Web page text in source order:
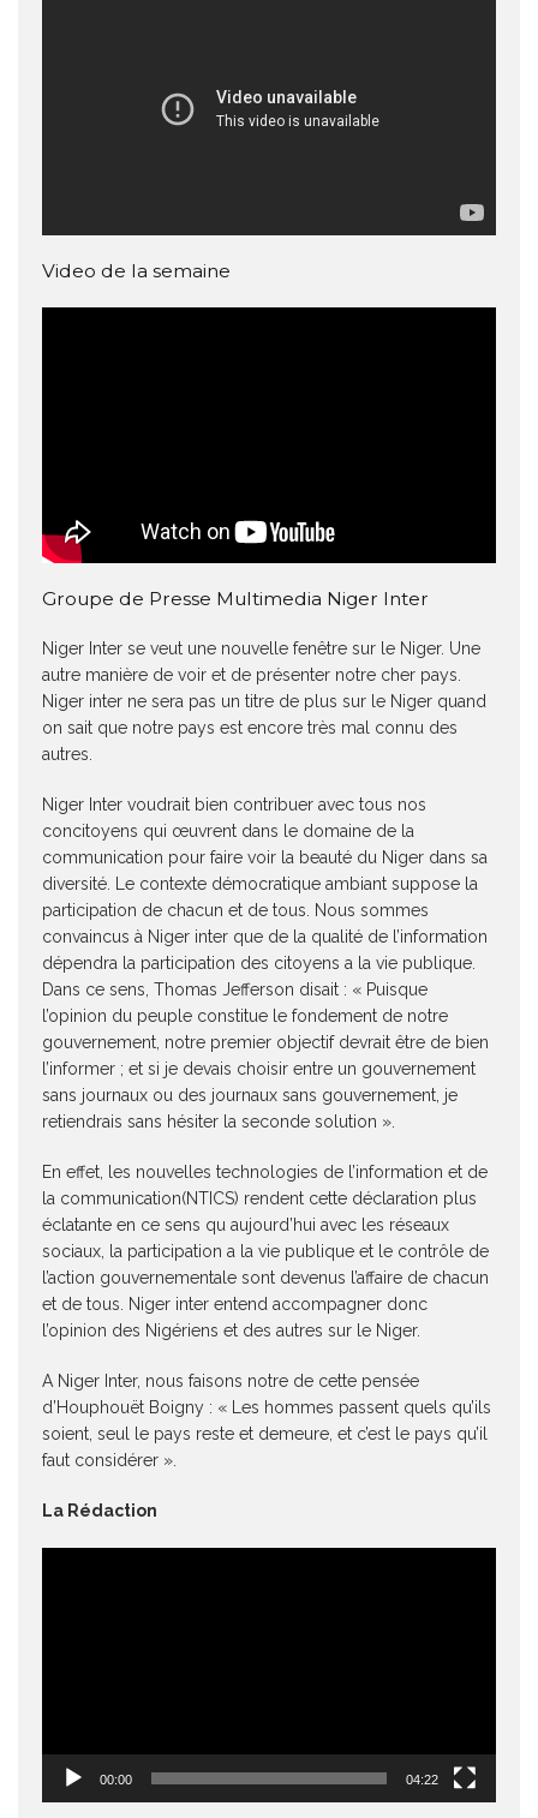
Video de la semaine
Groupe de Presse Multimedia Niger Inter
Niger Inter se veut une nouvelle fenêtre sur le Niger. Une
autre manière de voir et de présenter notre cher pays.
Niger inter ne sera pas un titre de plus sur le Niger quand
on sait que notre pays est encore très mal connu des
autres.
Niger Inter voudrait bien contribuer avec tous nos
concitoyens qui œuvrent dans le domaine de la
communication pour faire voir la beauté du Niger dans sa
diversité. Le contexte démocratique ambiant suppose la
participation de chacun et de tous. Nous sommes
convaincus à Niger inter que de la qualité de l’information
dépendra la participation des citoyens a la vie publique.
Dans ce sens, Thomas Jefferson disait : « Puisque
l’opinion du peuple constitue le fondement de notre
gouvernement, notre premier objectif devrait être de bien
l’informer ; et si je devais choisir entre un gouvernement
sans journaux ou des journaux sans gouvernement, je
retiendrais sans hésiter la seconde solution ».
En effet, les nouvelles technologies de l’information et de
la communication(NTICS) rendent cette déclaration plus
éclatante en ce sens qu aujourd’hui avec les réseaux
sociaux, la participation a la vie publique et le contrôle de
l’action gouvernementale sont devenus l’affaire de chacun
et de tous. Niger inter entend accompagner donc
l’opinion des Nigériens et des autres sur le Niger.
A Niger Inter, nous faisons notre de cette pensée
d’Houphouët Boigny : « Les hommes passent quels qu’ils
soient, seul le pays reste et demeure, et c’est le pays qu’il
faut considérer ».
La Rédaction
00:00 04:22